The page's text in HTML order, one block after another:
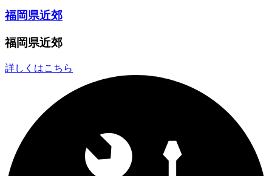
福岡県近郊
福岡県近郊
詳しくはこちら